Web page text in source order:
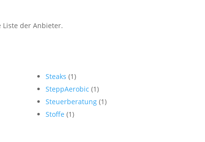
Liste der Anbieter.
Steaks (1)
SteppAerobic (1)
Steuerberatung (1)
Stoffe (1)